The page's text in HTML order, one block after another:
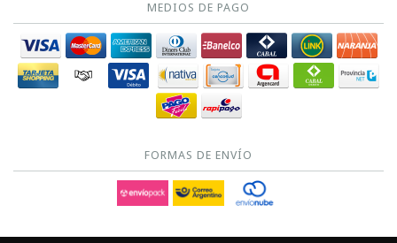
MEDIOS DE PAGO
FORMAS DE ENVÍO